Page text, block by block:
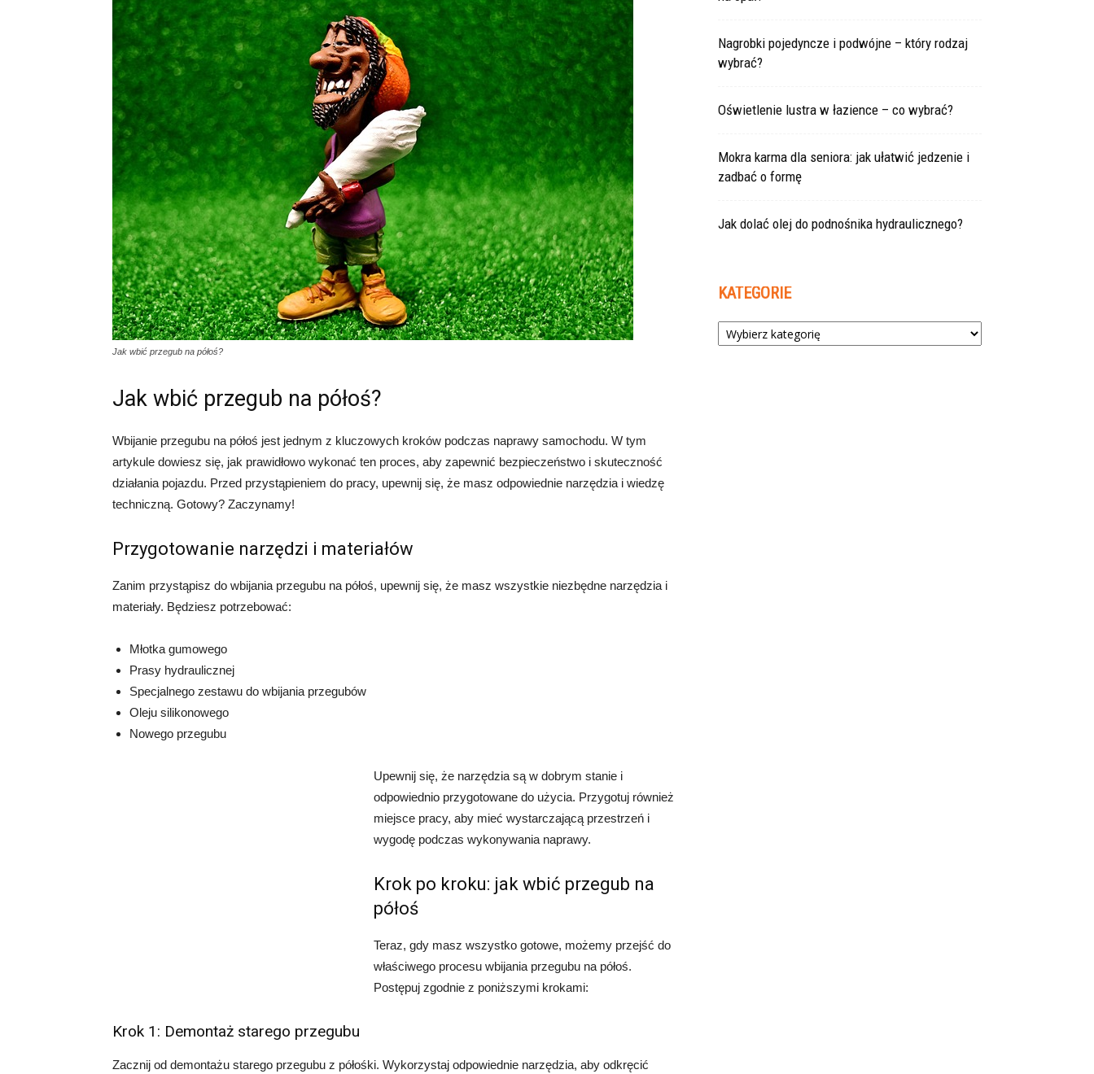
Jak wbić przegub na półoś?
Jak wbić przegub na półoś?
Wbijanie przegubu na półoś jest jednym z kluczowych kroków podczas naprawy samochodu. W tym
artykule dowiesz się, jak prawidłowo wykonać ten proces, aby zapewnić bezpieczeństwo i skuteczność
działania pojazdu. Przed przystąpieniem do pracy, upewnij się, że masz odpowiednie narzędzia i wiedzę
techniczną. Gotowy? Zaczynamy!
Przygotowanie narzędzi i materiałów
Zanim przystąpisz do wbijania przegubu na półoś, upewnij się, że masz wszystkie niezbędne narzędzia i
materiały. Będziesz potrzebować:
Młotka gumowego
Prasy hydraulicznej
Specjalnego zestawu do wbijania przegubów
Oleju silikonowego
Nowego przegubu
Upewnij się, że narzędzia są w dobrym stanie i
odpowiednio przygotowane do użycia. Przygotuj również
miejsce pracy, aby mieć wystarczającą przestrzeń i
wygodę podczas wykonywania naprawy.
Krok po kroku: jak wbić przegub na
półoś
Teraz, gdy masz wszystko gotowe, możemy przejść do
właściwego procesu wbijania przegubu na półoś.
Postępuj zgodnie z poniższymi krokami:
Krok 1: Demontaż starego przegubu
Zacznij od demontażu starego przegubu z półośki. Wykorzystaj odpowiednie narzędzia, aby odkręcić
Nagrobki pojedyncze i podwójne – który rodzaj
wybrać?
Oświetlenie lustra w łazience – co wybrać?
Mokra karma dla seniora: jak ułatwić jedzenie i
zadbać o formę
Jak dolać olej do podnośnika hydraulicznego?
KATEGORIE
Kategorie